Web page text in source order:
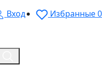
Вход Избранные0